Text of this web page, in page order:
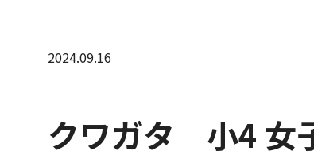
2024.09.16
クワガタ 小4 女